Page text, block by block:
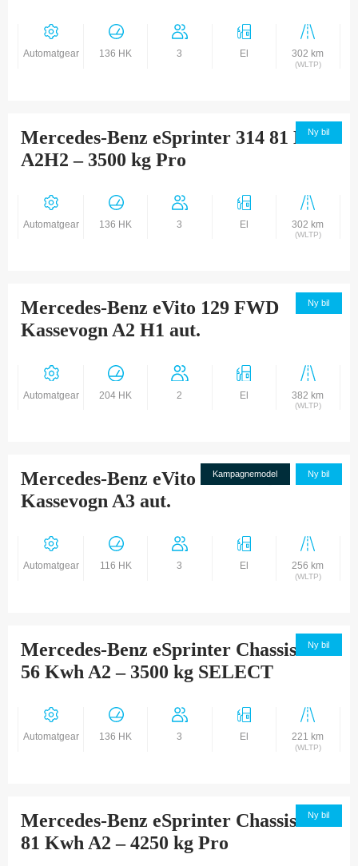
Automatgear 136 HK 3 El 302 km
(WLTP)
Ny bil
Mercedes-Benz eSprinter 314 81 Kwh
A2H2 – 3500 kg Pro
Automatgear 136 HK 3 El 302 km
(WLTP)
Ny bil
Mercedes-Benz eVito 129 FWD
Kassevogn A2 H1 aut.
Automatgear 204 HK 2 El 382 km
(WLTP)
Kampagnemodel Ny bil
Mercedes-Benz eVito 112 FWD
Kassevogn A3 aut.
Automatgear 116 HK 3 El 256 km
(WLTP)
Ny bil
Mercedes-Benz eSprinter Chassis 314
56 Kwh A2 – 3500 kg SELECT
Automatgear 136 HK 3 El 221 km
(WLTP)
Ny bil
Mercedes-Benz eSprinter Chassis 414
81 Kwh A2 – 4250 kg Pro